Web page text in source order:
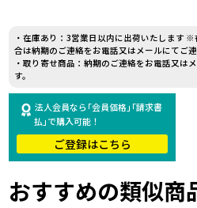
・在庫あり：3営業日以内に出荷いたします
合は納期のご連絡をお電話又はメールにてご連
・取り寄せ商品：納期のご連絡をお電話又は
す。
法人会員なら｢会員価格｣｢請求書
払｣で購入可能！
ご登録はこちら
おすすめの類似商